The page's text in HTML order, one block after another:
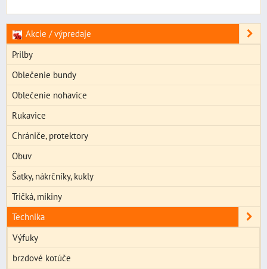
Akcie / výpredaje
Prilby
Oblečenie bundy
Oblečenie nohavice
Rukavice
Chrániče, protektory
Obuv
Šatky, nákrčníky, kukly
Tričká, mikiny
Technika
Výfuky
brzdové kotúče